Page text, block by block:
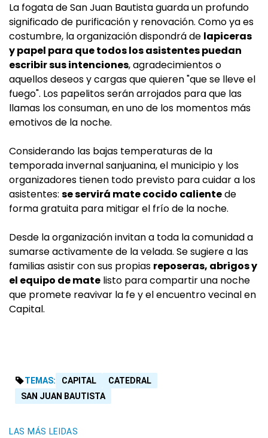
La fogata de San Juan Bautista guarda un profundo
significado de purificación y renovación. Como ya es
costumbre, la organización dispondrá de lapiceras
y papel para que todos los asistentes puedan
escribir sus intenciones, agradecimientos o
aquellos deseos y cargas que quieren "que se lleve el
fuego". Los papelitos serán arrojados para que las
llamas los consuman, en uno de los momentos más
emotivos de la noche.
Considerando las bajas temperaturas de la
temporada invernal sanjuanina, el municipio y los
organizadores tienen todo previsto para cuidar a los
asistentes: se servirá mate cocido calientede
forma gratuita para mitigar el frío de la noche.
Desde la organización invitan a toda la comunidad a
sumarse activamente de la velada. Se sugiere a las
familias asistir con sus propias reposeras, abrigos y
el equipo de mate listo para compartir una noche
que promete reavivar la fe y el encuentro vecinal en
Capital.
TEMAS: CAPITAL
CATEDRAL
SAN JUAN BAUTISTA
LAS MÁS LEIDAS